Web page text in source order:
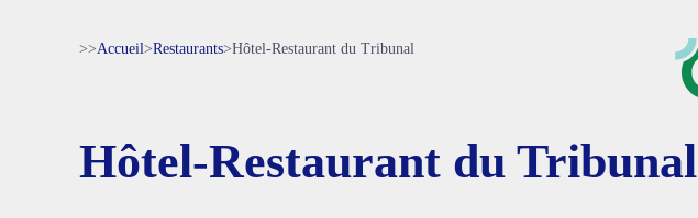
>>Accueil>Restaurants>Hôtel-Restaurant du Tribunal
Hôtel-Restaurant du Tribunal